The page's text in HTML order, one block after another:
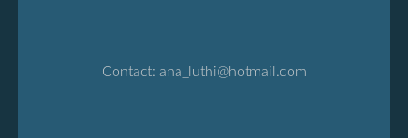
Contact: ana_luthi@hotmail.com